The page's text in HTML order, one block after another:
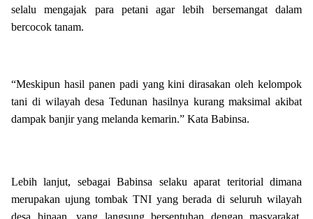
selalu mengajak para petani agar lebih bersemangat dalam
bercocok tanam.
“Meskipun hasil panen padi yang kini dirasakan oleh kelompok
tani di wilayah desa Tedunan hasilnya kurang maksimal akibat
dampak banjir yang melanda kemarin.” Kata Babinsa.
Lebih lanjut, sebagai Babinsa selaku aparat teritorial dimana
merupakan ujung tombak TNI yang berada di seluruh wilayah
desa binaan, yang langsung bersentuhan dengan masyarakat,